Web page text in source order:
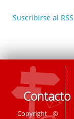
Suscribirse al RSS
Contacto
Copyright ©